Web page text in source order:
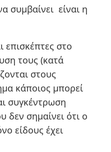
συμβαίνει είναι η
επισκέπτες στο
τους (κατά
στους
κάποιος μπορεί
συγκέντρωση
σημαίνει ότι ο
είδους έχει